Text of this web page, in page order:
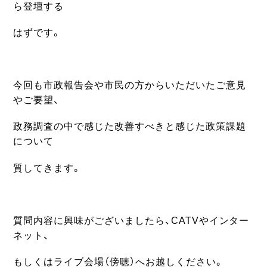
ら登壇する
はずです。
今回も市政報告会や市民の方からいただいたご意見
やご要望、
政務調査の中で感じた改善すべきと感じた政策課題
について
質してきます。
質問内容に興味がございましたら、CATVやインター
ネット、
もしくはライブ会場（傍聴）へお越しください。